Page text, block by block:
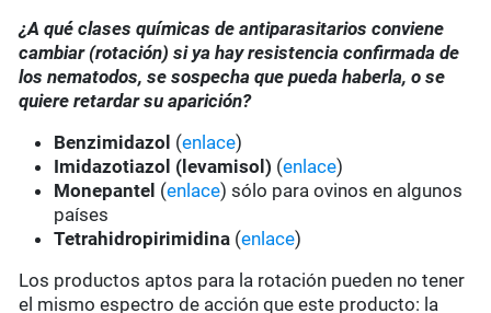
¿A qué clases químicas de antiparasitarios conviene
cambiar (rotación) si ya hay resistencia confirmada de
los nematodos, se sospecha que pueda haberla, o se
quiere retardar su aparición?
Benzimidazol (enlace)
Imidazotiazol (levamisol) (enlace)
Monepantel (enlace) sólo para ovinos en algunos
países
Tetrahidropirimidina (enlace)
Los productos aptos para la rotación pueden no tener
el mismo espectro de acción que este producto: la